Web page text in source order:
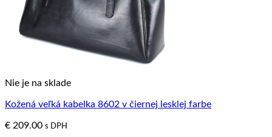
Nie je na sklade
Kožená veľká kabelka 8602 v čiernej lesklej farbe
€ 209.00 s DPH